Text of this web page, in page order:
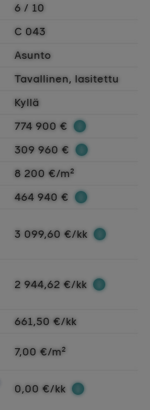
6 / 10
C 043
Asunto
Tavallinen, lasitettu
Kyllä
774 900 €
309 960 €
8 200 €/m²
464 940 €
3 099,60 €/kk
2 944,62 €/kk
661,50 €/kk
7,00 €/m²
0,00 €/kk